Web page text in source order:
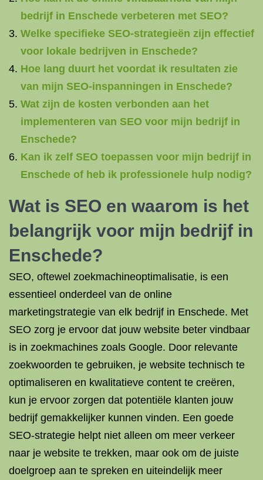
bedrijf in Enschede verbeteren met SEO?
Welke specifieke SEO-strategieën zijn effectief
voor lokale bedrijven in Enschede?
Hoe lang duurt het voordat ik resultaten zie
van mijn SEO-inspanningen in Enschede?
Wat zijn de kosten verbonden aan het
implementeren van SEO voor mijn bedrijf in
Enschede?
Kan ik zelf SEO toepassen voor mijn bedrijf in
Enschede of heb ik professionele hulp nodig?
Wat is SEO en waarom is het
belangrijk voor mijn bedrijf in
Enschede?
SEO, oftewel zoekmachineoptimalisatie, is een
essentieel onderdeel van de online
marketingstrategie van elk bedrijf in Enschede. Met
SEO zorg je ervoor dat jouw website beter vindbaar
is in zoekmachines zoals Google. Door relevante
zoekwoorden te gebruiken, je website technisch te
optimaliseren en kwalitatieve content te creëren,
kun je ervoor zorgen dat potentiële klanten jouw
bedrijf gemakkelijker kunnen vinden. Een goede
SEO-strategie helpt niet alleen om meer verkeer
naar je website te trekken, maar ook om de juiste
doelgroep aan te spreken en uiteindelijk meer